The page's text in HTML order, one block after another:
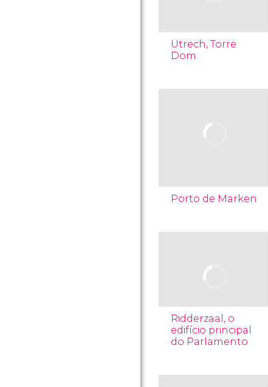
Utrech, Torre
Dom
Porto de Marken
Ridderzaal, o
edifício principal
do Parlamento